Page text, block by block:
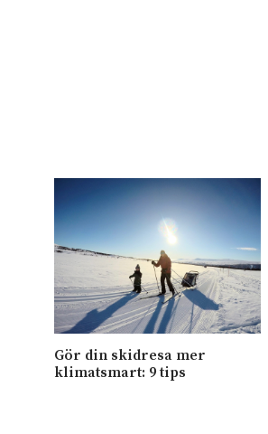
Gör din skidresa mer
klimatsmart: 9 tips